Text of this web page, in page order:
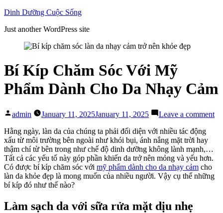
Skip
content
Dinh Dưỡng Cuộc Sống
Just another WordPress site
Bí Kíp Chăm Sóc Với Mỹ
Phẩm Dành Cho Da Nhạy Cảm
Posted
admin January 11, 2025January 11, 2025 Leave a commenton
Hằng ngày, làn da của chúng ta phải đối diện với nhiều tác động
xấu từ môi trường bên ngoài như khói bụi, ánh nắng mặt trời hay
thậm chí từ bên trong như chế độ dinh dưỡng không lành mạnh,…
Tất cả các yếu tố này góp phần khiến da trở nên mỏng và yếu hơn.
Có được bí kíp chăm sóc với mỹ phẩm dành cho da nhạy cảm cho
làn da khỏe đẹp là mong muốn của nhiều người. Vậy cụ thể những
bí kíp đó như thế nào?
Làm sạch da với sữa rửa mặt dịu nhẹ